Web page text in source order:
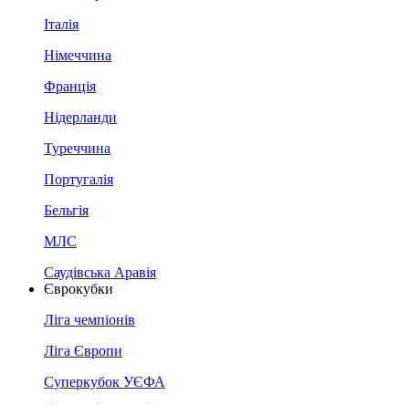
Італія
Німеччина
Франція
Нідерланди
Туреччина
Португалія
Бельгія
МЛС
Саудівська Аравія
Єврокубки
Ліга чемпіонів
Ліга Європи
Суперкубок УЄФА